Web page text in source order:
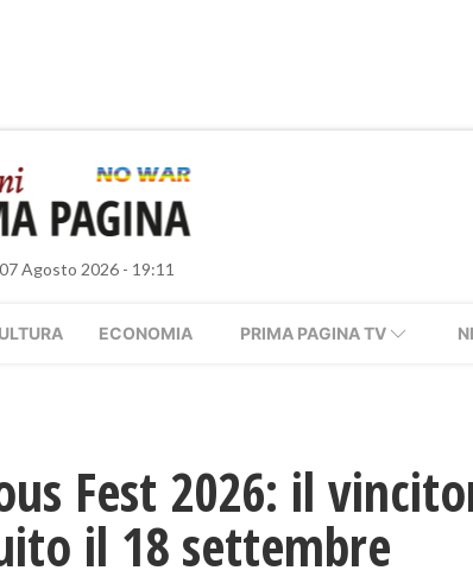
Agosto 2026 - 19:11
ECONOMIA PRIMA PAGINA TV
Fest 2026: il
il 18 settembre